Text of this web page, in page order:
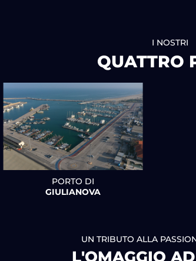
I NOSTRI
QUATTRO
PORTO DI
GIULIANOVA
UN TRIBUTO ALLA
L'OMAGGIO